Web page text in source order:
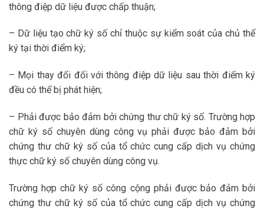
thông điệp dữ liệu được chấp thuận;
– Dữ liệu tạo chữ ký số chỉ thuộc sự kiểm soát của chủ thể
ký tại thời điểm ký;
– Mọi thay đổi đối với thông điệp dữ liệu sau thời điểm ký
đều có thể bị phát hiện;
– Phải được bảo đảm bởi chứng thư chữ ký số. Trường hợp
chữ ký số chuyên dùng công vụ phải được bảo đảm bởi
chứng thư chữ ký số của tổ chức cung cấp dịch vụ chứng
thực chữ ký số chuyên dùng công vụ.
Trường hợp chữ ký số công cộng phải được bảo đảm bởi
chứng thư chữ ký số của tổ chức cung cấp dịch vụ chứng